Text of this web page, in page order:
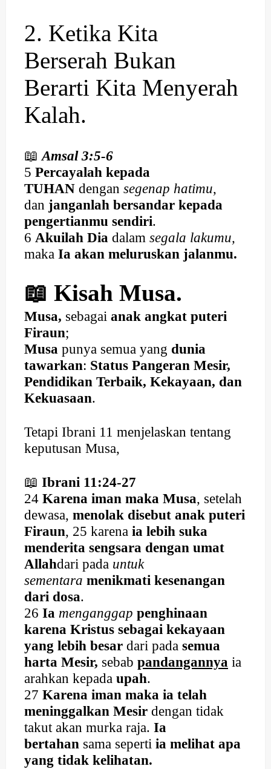
2. Ketika Kita
Berserah Bukan
Berarti Kita Menyerah
Kalah.
📖 Amsal 3:5-6
5 Percayalah kepada
TUHAN dengan segenap hatimu,
dan janganlah bersandar kepada
pengertianmu sendiri.
6 Akuilah Dia dalam segala lakumu,
maka Ia akan meluruskan jalanmu.
📖 Kisah Musa.
Musa, sebagai anak angkat puteri
Firaun;
Musa punya semua yang dunia
tawarkan: Status Pangeran Mesir,
Pendidikan Terbaik, Kekayaan, dan
Kekuasaan.
Tetapi Ibrani 11 menjelaskan tentang
keputusan Musa,
📖 Ibrani 11:24-27
24 Karena iman maka Musa, setelah
dewasa, menolak disebut anak puteri
Firaun, 25 karena ia lebih suka
menderita sengsara dengan umat
Allahdari pada untuk
sementara menikmati kesenangan
dari dosa.
26 Ia menganggap penghinaan
karena Kristus sebagai kekayaan
yang lebih besar dari pada semua
harta Mesir, sebab pandangannya ia
arahkan kepada upah.
27 Karena iman maka ia telah
meninggalkan Mesir dengan tidak
takut akan murka raja. Ia
bertahan sama seperti ia melihat apa
yang tidak kelihatan.